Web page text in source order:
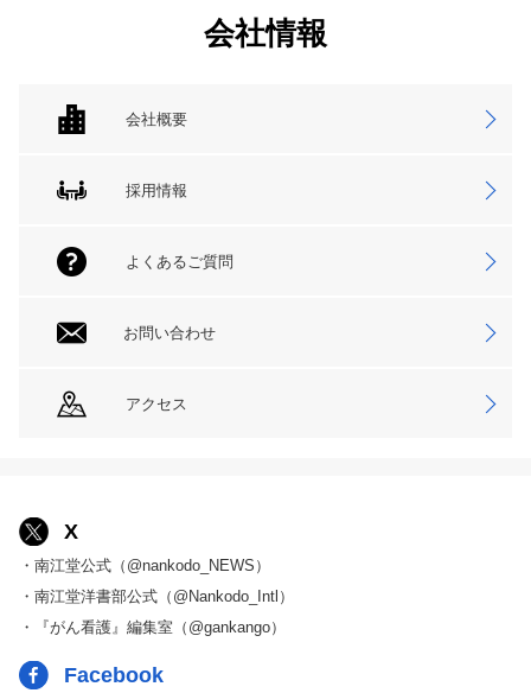
会社情報
会社概要
採用情報
よくあるご質問
お問い合わせ
アクセス
X
・南江堂公式（@nankodo_NEWS）
・南江堂洋書部公式（@Nankodo_Intl）
・『がん看護』編集室（@gankango）
Facebook